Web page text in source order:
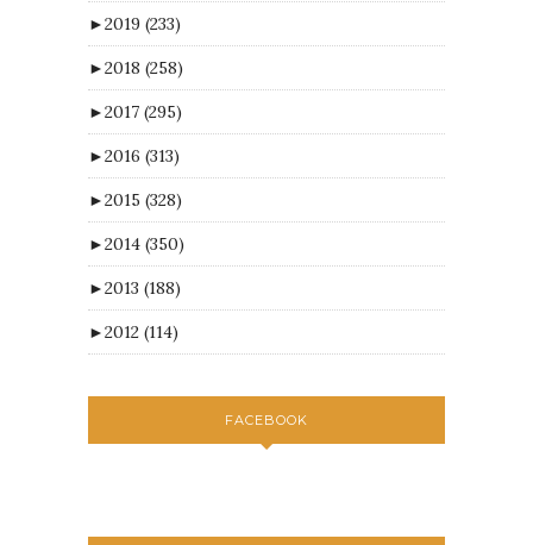
►2019 (233)
►2018 (258)
►2017 (295)
►2016 (313)
►2015 (328)
►2014 (350)
►2013 (188)
►2012 (114)
FACEBOOK